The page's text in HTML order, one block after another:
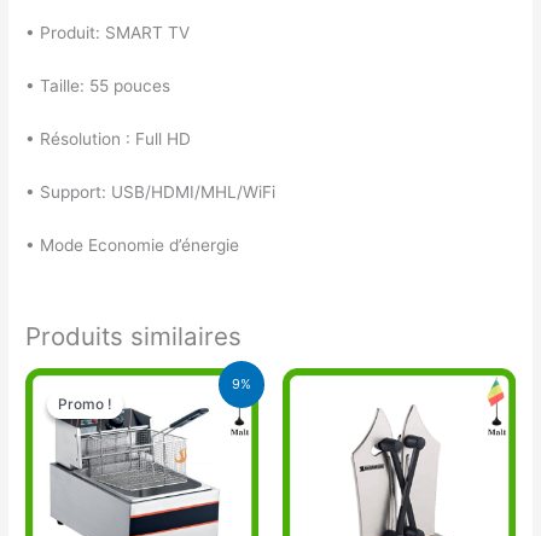
• Produit: SMART TV
• Taille: 55 pouces
• Résolution : Full HD
• Support: USB/HDMI/MHL/WiFi
• Mode Economie d’énergie
Produits similaires
9%
Promo !
Promo !
Le
prix
initial
était :
57.000 CFA.
Le
prix
actuel